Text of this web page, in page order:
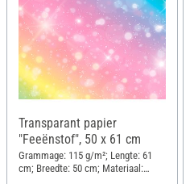
Transparant papier
"Feeënstof", 50 x 61 cm
Grammage: 115 g/m²; Lengte: 61
cm; Breedte: 50 cm; Materiaal: